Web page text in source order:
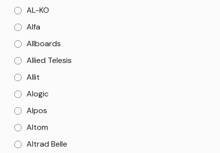
AL-KO
Alfa
Allboards
Allied Telesis
Allit
Alogic
Alpos
Altom
Altrad Belle